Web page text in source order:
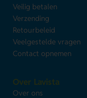
Veilig betalen
Verzending
Retourbeleid
Veelgestelde vragen
Contact opnemen
Over Lavista
Over ons